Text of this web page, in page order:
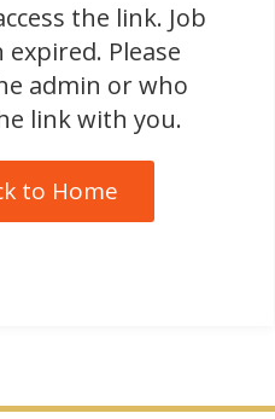
the link. Job
expired. Please
admin or who
link with you.
to Home